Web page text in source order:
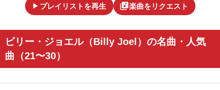
play_arrow プレイリストを再生 library_music楽曲をリクエスト
ビリー・ジョエル（Billy Joel）の名曲・人気
曲（21〜30）